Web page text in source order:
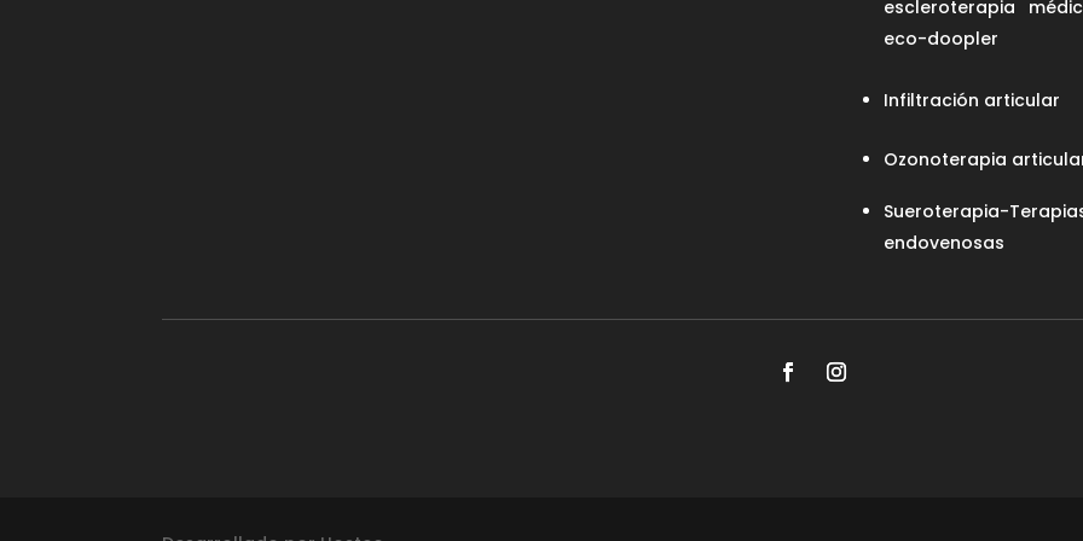
escleroterapia
eco-doopler
Infiltración articular
Ozonoterapia
Sueroterapia-
endovenosas